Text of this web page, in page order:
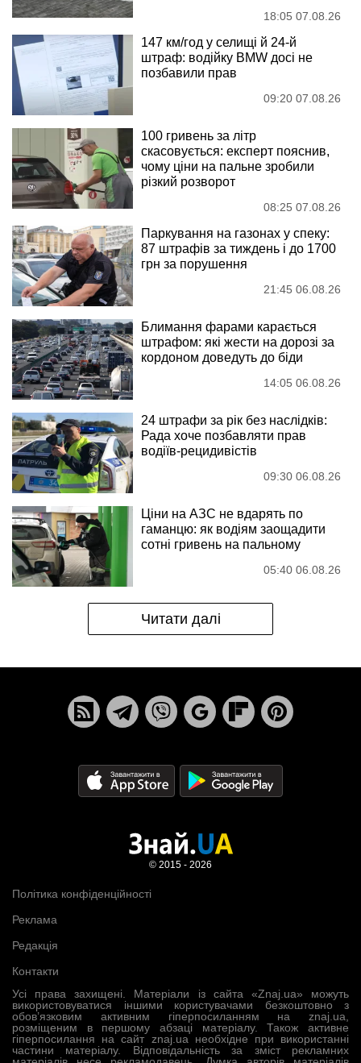
18:05 07.08.26
147 км/год у селищі й 24-й
штраф: водійку BMW досі не
позбавили прав
09:20 07.08.26
100 гривень за літр
скасовується: експерт пояснив,
чому ціни на пальне зробили
різкий розворот
08:25 07.08.26
Паркування на газонах у спеку:
87 штрафів за тиждень і до 1700
грн за порушення
21:45 06.08.26
Блимання фарами карається
штрафом: які жести на дорозі за
кордоном доведуть до біди
14:05 06.08.26
24 штрафи за рік без наслідків:
Рада хоче позбавляти прав
водіїв-рецидивістів
09:30 06.08.26
Ціни на АЗС не вдарять по
гаманцю: як водіям заощадити
сотні гривень на пальному
05:40 06.08.26
Читати далі
Усі права захищені. Матеріали із сайта «Znaj.ua» можуть
використовуватися іншими користувачами безкоштовно з
обов’язковим активним гіперпосиланням на znaj.ua,
розміщеним в першому абзаці матеріалу. Також активне
гіперпосилання на сайт znaj.ua необхідне при використанні
частини матеріалу. Відповідальність за зміст рекламних
Політика конфіденційності
Реклама
Редакція
Контакти
© 2015 - 2026